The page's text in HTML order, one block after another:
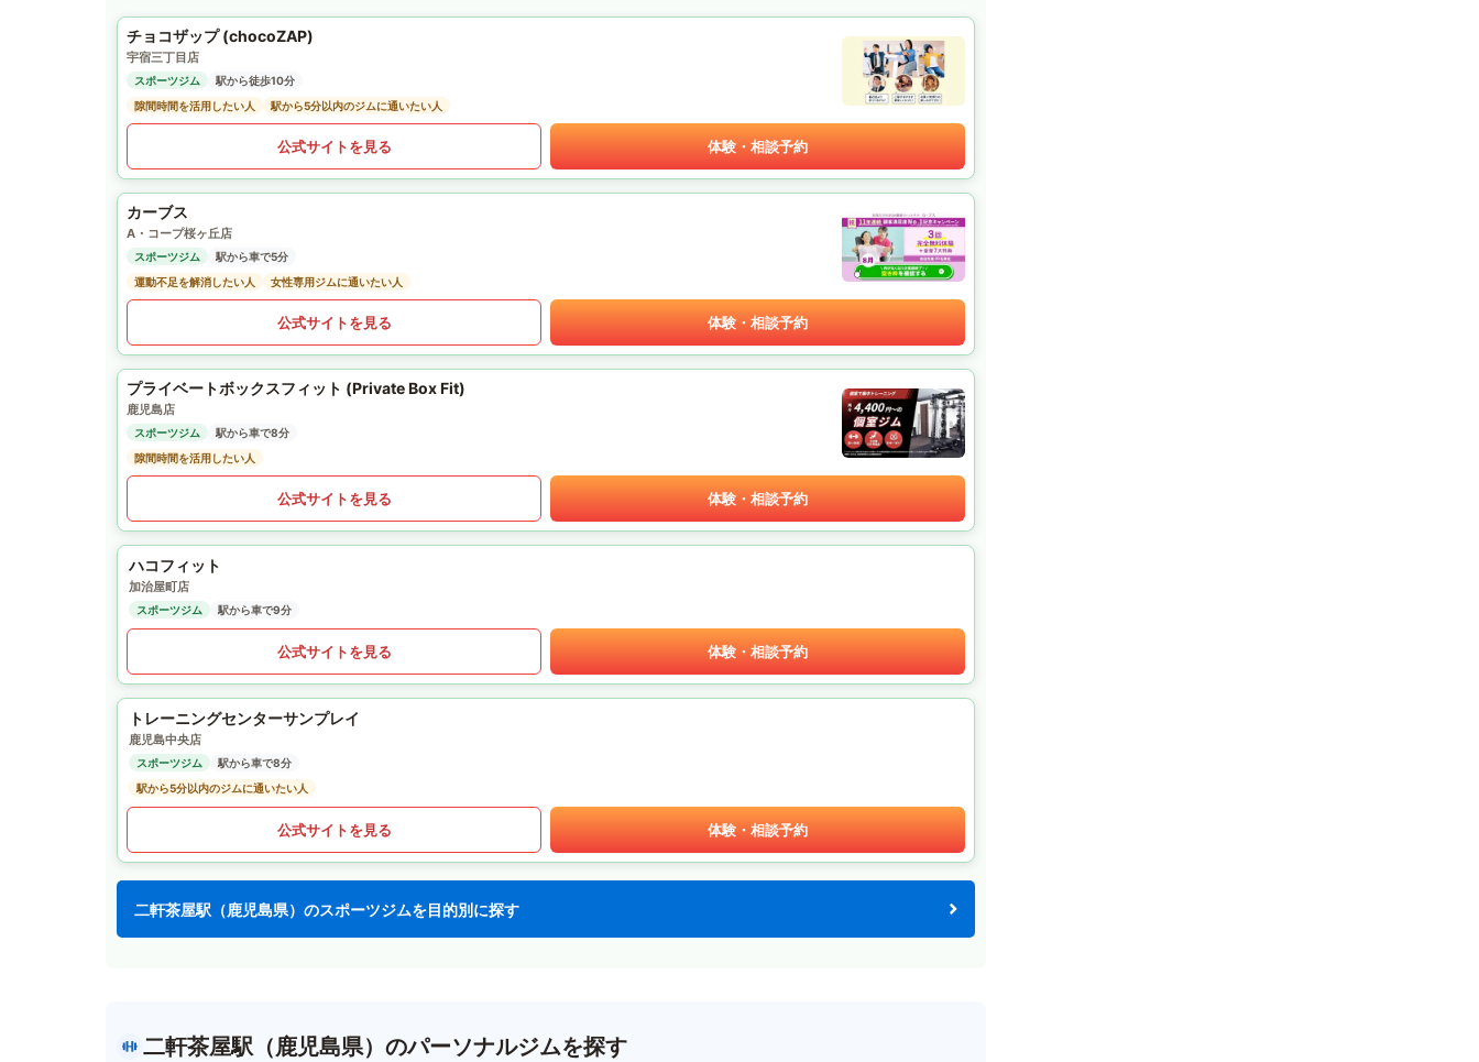
チョコザップ (chocoZAP)
宇宿三丁目店
スポーツジム
駅から徒歩10分
隙間時間を活用したい人
駅から5分以内のジムに通いたい人
公式サイトを見る 体験・相談予約
カーブス
A・コープ桜ヶ丘店
スポーツジム
駅から車で5分
運動不足を解消したい人
女性専用ジムに通いたい人
公式サイトを見る 体験・相談予約
プライベートボックスフィット (Private Box Fit)
鹿児島店
スポーツジム
駅から車で8分
隙間時間を活用したい人
公式サイトを見る 体験・相談予約
ハコフィット
加治屋町店
スポーツジム 駅から車で9分
公式サイトを見る 体験・相談予約
トレーニングセンターサンプレイ
鹿児島中央店
スポーツジム
駅から車で8分
駅から5分以内のジムに通いたい人
公式サイトを見る 体験・相談予約
二軒茶屋駅（鹿児島県）のスポーツジムを目的別に探す
二軒茶屋駅（鹿児島県）のパーソナルジムを探す